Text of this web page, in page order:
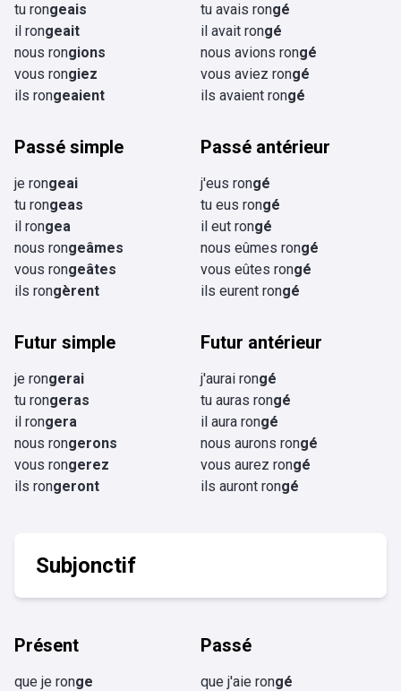
tu rongeais
il rongeait
nous rongions
vous rongiez
ils rongeaient
tu avais rongé
il avait rongé
nous avions rongé
vous aviez rongé
ils avaient rongé
Passé simple
je rongeai
tu rongeas
il rongea
nous rongeâmes
vous rongeâtes
ils rongèrent
Passé antérieur
j'eus rongé
tu eus rongé
il eut rongé
nous eûmes rongé
vous eûtes rongé
ils eurent rongé
Futur simple
je rongerai
tu rongeras
il rongera
nous rongerons
vous rongerez
ils rongeront
Futur antérieur
j'aurai rongé
tu auras rongé
il aura rongé
nous aurons rongé
vous aurez rongé
ils auront rongé
Subjonctif
Présent
que je ronge
Passé
que j'aie rongé